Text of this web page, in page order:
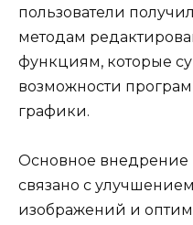
пользователи
методам
функциям, которые
возможности
графики.
Основное внедрение
связано с
изображений и